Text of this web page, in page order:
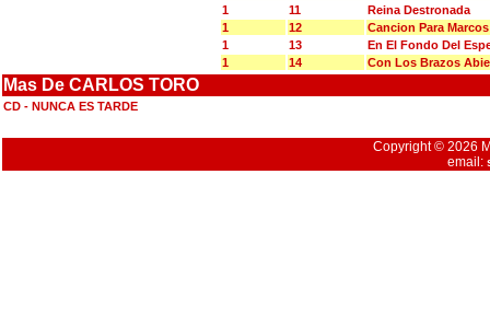
1
11
Reina Destronada
1
12
Cancion Para
1
13
En El Fondo Del
1
14 Con Los Brazos
Mas De CARLOS TORO
CD - NUNCA ES TARDE
Copyright © 2026
email: